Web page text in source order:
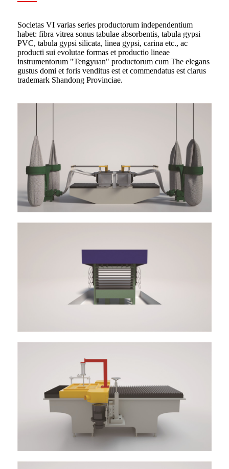
Societas VI varias series productorum independentium
habet: fibra vitrea sonus tabulae absorbentis, tabula gypsi
PVC, tabula gypsi silicata, linea gypsi, carina etc., ac
producti sui evolutae formas et productio lineae
instrumentorum "Tengyuan" productorum cum The elegans
gustus domi et foris venditus est et commendatus est clarus
trademark Shandong Provinciae.